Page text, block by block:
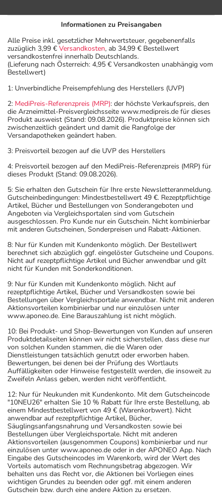
Informationen zu Preisangaben
Alle Preise inkl. gesetzlicher Mehrwertsteuer, gegebenenfalls
zuzüglich 3,99 € Versandkosten, ab 34,99 € Bestellwert
versandkostenfrei innerhalb Deutschlands.
(Lieferung nach Österreich: 4,95 € Versandkosten unabhängig vom
Bestellwert)
1: Unverbindliche Preisempfehlung des Herstellers (UVP)
2: MediPreis-Referenzpreis (MRP): der höchste Verkaufspreis, den
die Arzneimittel-Preisvergleichsseite www.medipreis.de für dieses
Produkt ausweist (Stand: 09.08.2026). Produktpreise können sich
zwischenzeitlich geändert und damit die Rangfolge der
Versandapotheken geändert haben.
3: Preisvorteil bezogen auf die UVP des Herstellers
4: Preisvorteil bezogen auf den MediPreis-Referenzpreis (MRP) für
dieses Produkt (Stand: 09.08.2026).
5: Sie erhalten den Gutschein für Ihre erste Newsletteranmeldung.
Gutscheinbedingungen: Mindestbestellwert 49 €. Rezeptpflichtige
Artikel, Bücher und Bestellungen von Sonderangeboten und
Angeboten via Vergleichsportalen sind vom Gutschein
ausgeschlossen. Pro Kunde nur ein Gutschein. Nicht kombinierbar
mit anderen Gutscheinen, Sonderpreisen und Rabatt-Aktionen.
8: Nur für Kunden mit Kundenkonto möglich. Der Bestellwert
berechnet sich abzüglich ggf. eingelöster Gutscheine und Coupons.
Nicht auf rezeptpflichtige Artikel und Bücher anwendbar und gilt
nicht für Kunden mit Sonderkonditionen.
9: Nur für Kunden mit Kundenkonto möglich. Nicht auf
rezeptpflichtige Artikel, Bücher und Versandkosten sowie bei
Bestellungen über Vergleichsportale anwendbar. Nicht mit anderen
Aktionsvorteilen kombinierbar und nur einzulösen unter
www.aponeo.de. Eine Barauszahlung ist nicht möglich.
10: Bei Produkt- und Shop-Bewertungen von Kunden auf unseren
Produktdetailseiten können wir nicht sicherstellen, dass diese nur
von solchen Kunden stammen, die die Waren oder
Dienstleistungen tatsächlich genutzt oder erworben haben.
Bewertungen, bei denen bei der Prüfung des Wortlauts
Auffälligkeiten oder Hinweise festgestellt werden, die insoweit zu
Zweifeln Anlass geben, werden nicht veröffentlicht.
12: Nur für Neukunden mit Kundenkonto. Mit dem Gutscheincode
"10NEU26" erhalten Sie 10 % Rabatt für Ihre erste Bestellung, ab
einem Mindestbestellwert von 49 € (Warenkorbwert). Nicht
anwendbar auf rezeptpflichtige Artikel, Bücher,
Säuglingsanfangsnahrung und Versandkosten sowie bei
Bestellungen über Vergleichsportale. Nicht mit anderen
Aktionsvorteilen (ausgenommen Coupons) kombinierbar und nur
einzulösen unter www.aponeo.de oder in der APONEO App. Nach
Eingabe des Gutscheincodes im Warenkorb, wird der Wert des
Vorteils automatisch vom Rechnungsbetrag abgezogen. Wir
behalten uns das Recht vor, die Aktionen bei Vorliegen eines
wichtigen Grundes zu beenden oder ggf. mit einem anderen
Gutschein bzw. durch eine andere Aktion zu ersetzen.